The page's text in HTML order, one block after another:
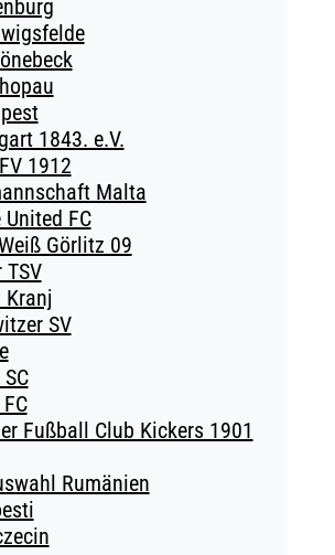
1843. e.V.
1912
Malta
FC
Görlitz 09
Kranj
SV
Fußball Club Kickers 1901
Rumänien